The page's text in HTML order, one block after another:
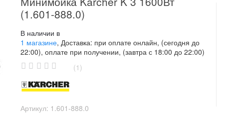
(1.601-888.0)
В наличии в
1 магазине, Доставка: при оплате онлайн, (сегодня до
22:00), оплате при получении, (завтра с 18:00 до 22:00)
o
u
o
(1)
Артикул: 1.601-888.0